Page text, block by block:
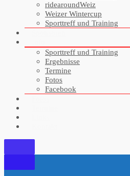
ridearoundWeiz
Weizer Wintercup
Sporttreff und Training
Sporttreff und Training
Ergebnisse
Termine
Fotos
Facebook